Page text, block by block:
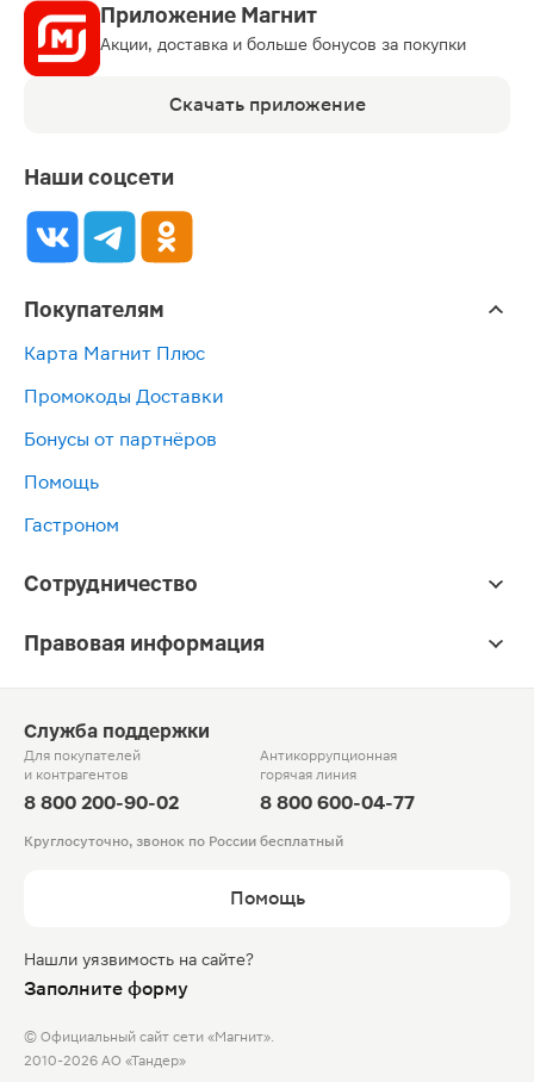
Приложение Магнит
Акции, доставка и больше бонусов за покупки
Скачать приложение
Наши соцсети
Покупателям
Карта Магнит Плюс
Промокоды Доставки
Бонусы от партнёров
Помощь
Гастроном
Сотрудничество
Правовая информация
Служба поддержки
Для покупателей
и контрагентов
8 800 200-90-02
Антикоррупционная
горячая линия
8 800 600-04-77
Круглосуточно, звонок по России бесплатный
Помощь
Нашли уязвимость на сайте?
Заполните форму
© Официальный сайт сети «Магнит».
2010-2026 АО «Тандер»